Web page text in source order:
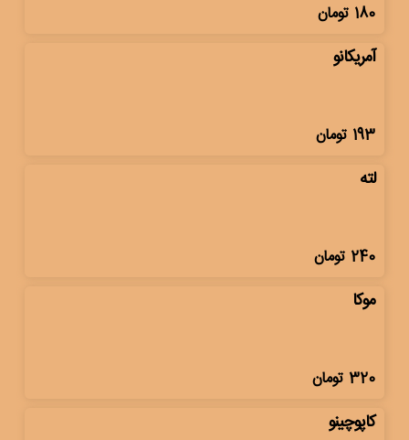
180 تومان
آمریکانو
193 تومان
لته
240 تومان
موکا
320 تومان
کاپوچینو